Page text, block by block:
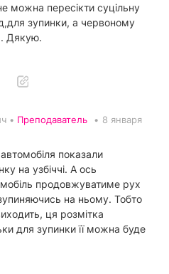
можна пересікти суцільну
зупинки, а червоному
Дякую.
• Преподаватель • 8 января
показали
на узбіччі. А ось
продовжуватиме рух
на ньому. Тобто
ця розмітка
для зупинки її можна буде